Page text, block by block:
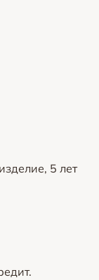
5 лет